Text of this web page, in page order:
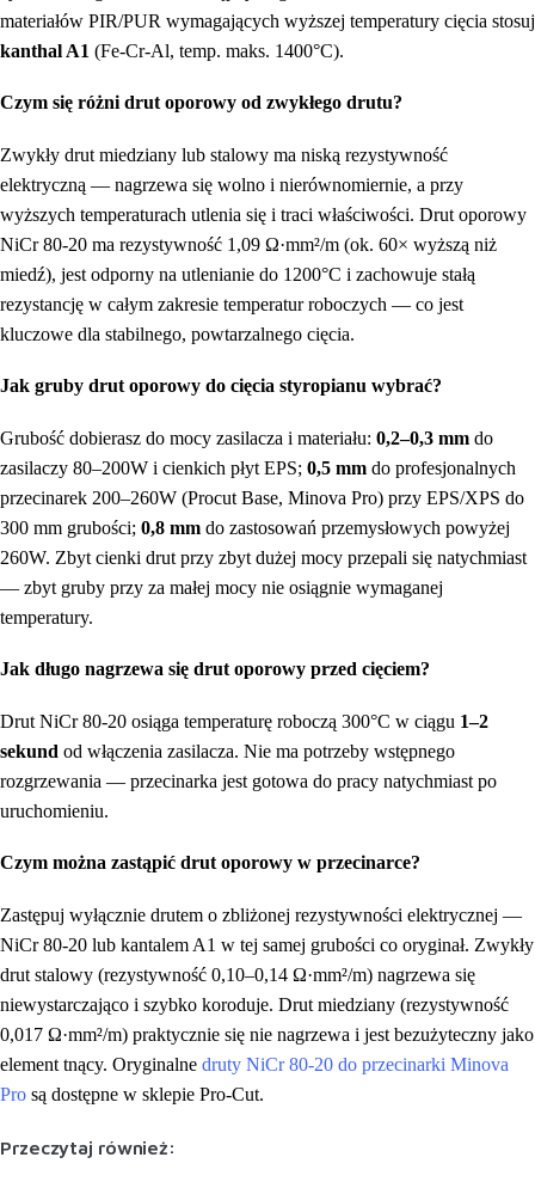
materiałów PIR/PUR wymagających wyższej temperatury cięcia stosuj
kanthal A1 (Fe-Cr-Al, temp. maks. 1400°C).
Czym się różni drut oporowy od zwykłego drutu?
Zwykły drut miedziany lub stalowy ma niską rezystywność
elektryczną — nagrzewa się wolno i nierównomiernie, a przy
wyższych temperaturach utlenia się i traci właściwości. Drut oporowy
NiCr 80-20 ma rezystywność 1,09 Ω·mm²/m (ok. 60× wyższą niż
miedź), jest odporny na utlenianie do 1200°C i zachowuje stałą
rezystancję w całym zakresie temperatur roboczych — co jest
kluczowe dla stabilnego, powtarzalnego cięcia.
Jak gruby drut oporowy do cięcia styropianu wybrać?
Grubość dobierasz do mocy zasilacza i materiału: 0,2–0,3 mm do
zasilaczy 80–200W i cienkich płyt EPS; 0,5 mm do profesjonalnych
przecinarek 200–260W (Procut Base, Minova Pro) przy EPS/XPS do
300 mm grubości; 0,8 mm do zastosowań przemysłowych powyżej
260W. Zbyt cienki drut przy zbyt dużej mocy przepali się natychmiast
— zbyt gruby przy za małej mocy nie osiągnie wymaganej
temperatury.
Jak długo nagrzewa się drut oporowy przed cięciem?
Drut NiCr 80-20 osiąga temperaturę roboczą 300°C w ciągu 1–2
sekund od włączenia zasilacza. Nie ma potrzeby wstępnego
rozgrzewania — przecinarka jest gotowa do pracy natychmiast po
uruchomieniu.
Czym można zastąpić drut oporowy w przecinarce?
Zastępuj wyłącznie drutem o zbliżonej rezystywności elektrycznej —
NiCr 80-20 lub kantalem A1 w tej samej grubości co oryginał. Zwykły
drut stalowy (rezystywność 0,10–0,14 Ω·mm²/m) nagrzewa się
niewystarczająco i szybko koroduje. Drut miedziany (rezystywność
0,017 Ω·mm²/m) praktycznie się nie nagrzewa i jest bezużyteczny jako
element tnący. Oryginalne druty NiCr 80-20 do przecinarki Minova
Pro są dostępne w sklepie Pro-Cut.
Przeczytaj również: